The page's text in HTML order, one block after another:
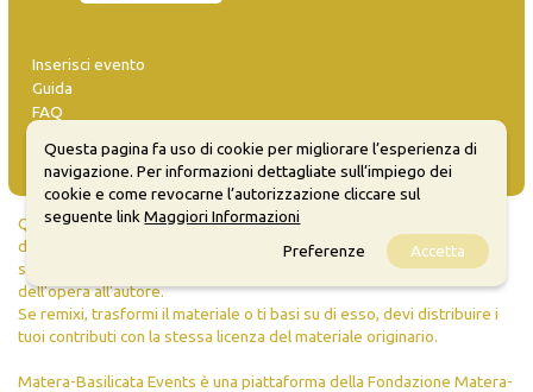
Inserisci evento
Guida
FAQ
Quanto realizzato è sottoposto a licenza CC-BY-SA che permette di
distribuire, modificare, creare opere derivate dall'originale, anche a
scopi commerciali, a condizione che venga riconosciuta la paternità
dell'opera all'autore.
Se remixi, trasformi il materiale o ti basi su di esso, devi distribuire i
tuoi contributi con la stessa licenza del materiale originario.
Matera-Basilicata Events è una piattaforma della Fondazione Matera-
Questa pagina fa uso di cookie per migliorare l’esperienza di
navigazione. Per informazioni dettagliate sull’impiego dei
cookie e come revocarne l’autorizzazione cliccare sul
seguente linkMaggiori Informazioni
Preferenze
Accetta